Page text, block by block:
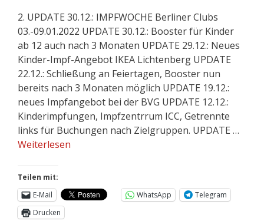
2. UPDATE 30.12.: IMPFWOCHE Berliner Clubs
03.-09.01.2022 UPDATE 30.12.: Booster für Kinder
ab 12 auch nach 3 Monaten UPDATE 29.12.: Neues
Kinder-Impf-Angebot IKEA Lichtenberg UPDATE
22.12.: Schließung an Feiertagen, Booster nun
bereits nach 3 Monaten möglich UPDATE 19.12.:
neues Impfangebot bei der BVG UPDATE 12.12.:
Kinderimpfungen, Impfzentrrum ICC, Getrennte
links für Buchungen nach Zielgruppen. UPDATE …
Weiterlesen
Teilen mit:
E-Mail
WhatsApp
Telegram
Drucken